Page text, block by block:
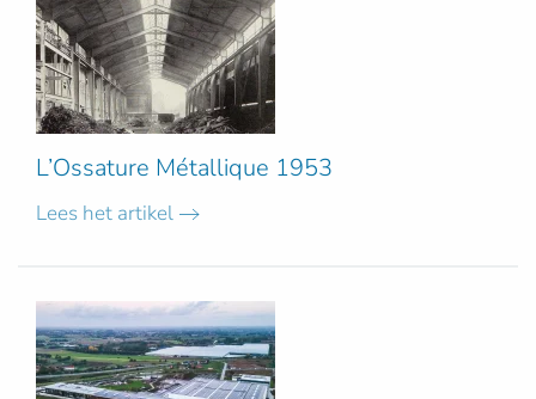
L’Ossature Métallique 1953
Lees het artikel